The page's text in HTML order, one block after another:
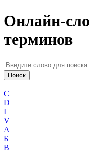
Онлайн-
терминов
C
D
I
V
А
Б
В